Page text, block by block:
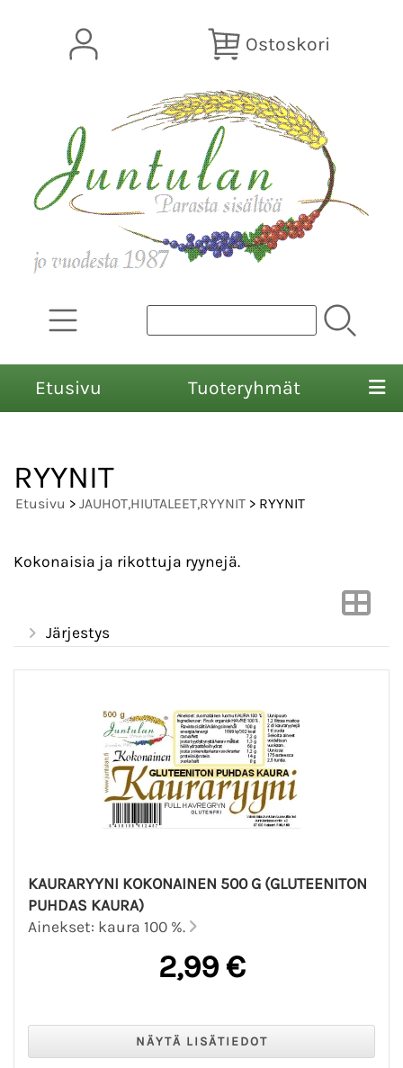
Ostoskori
Etusivu Tuoteryhmät
RYYNIT
Etusivu > JAUHOT,HIUTALEET,RYYNIT > RYYNIT
Kokonaisia ja rikottuja ryynejä.
Järjestys
KAURARYYNI KOKONAINEN 500 G (GLUTEENITON
PUHDAS KAURA)
Ainekset: kaura 100 %.
2,99 €